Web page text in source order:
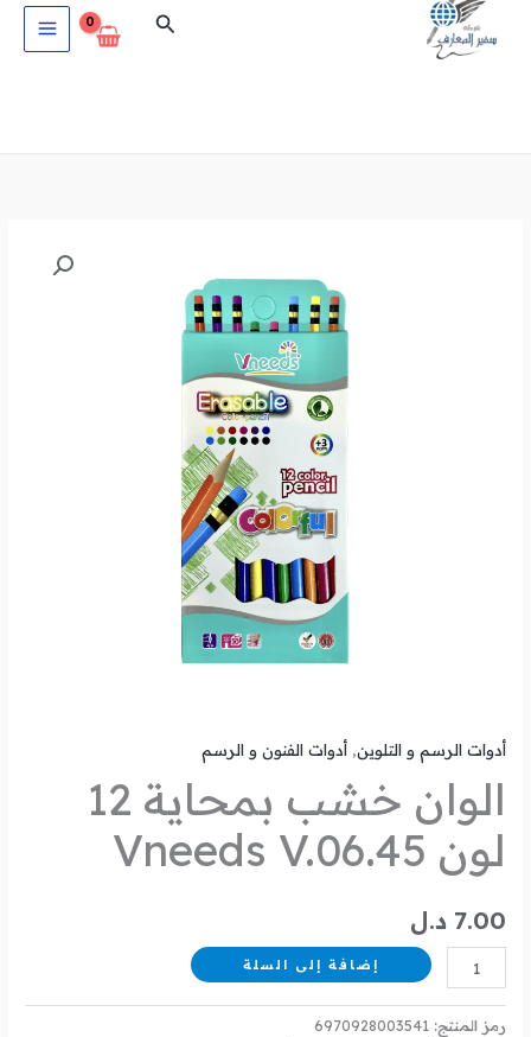
البحث
أدوات الرسم و التلوين,أدوات الفنون و الرسم
الوان خشب بمحاية 12
لون Vneeds V.06.45
7.00 د.ل
إضافة إلى السلة
رمز المنتج:6970928003541